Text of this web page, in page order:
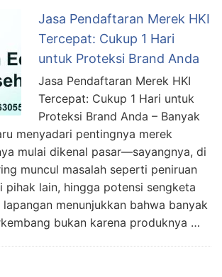
Jasa Pendaftaran Merek HKI
Tercepat: Cukup 1 Hari
untuk Proteksi Brand Anda
Jasa Pendaftaran Merek HKI
Tercepat: Cukup 1 Hari untuk
Proteksi Brand Anda – Banyak
menyadari pentingnya merek
mulai dikenal pasar—sayangnya, di
muncul masalah seperti peniruan
pihak lain, hingga potensi sengketa
menunjukkan bahwa banyak
bukan karena produknya …